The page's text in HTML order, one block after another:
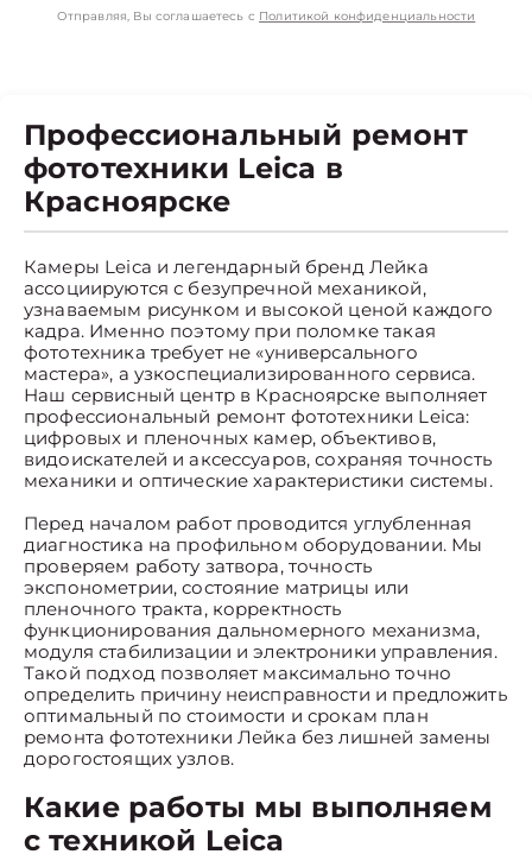
Отправляя, Вы соглашаетесь с Политикой конфиденциальности
Профессиональный ремонт
фототехники Leica в
Красноярске
Камеры Leica и легендарный бренд Лейка
ассоциируются с безупречной механикой,
узнаваемым рисунком и высокой ценой каждого
кадра. Именно поэтому при поломке такая
фототехника требует не «универсального
мастера», а узкоспециализированного сервиса.
Наш сервисный центр в Красноярске выполняет
профессиональный ремонт фототехники Leica:
цифровых и пленочных камер, объективов,
видоискателей и аксессуаров, сохраняя точность
механики и оптические характеристики системы.
Перед началом работ проводится углубленная
диагностика на профильном оборудовании. Мы
проверяем работу затвора, точность
экспонометрии, состояние матрицы или
пленочного тракта, корректность
функционирования дальномерного механизма,
модуля стабилизации и электроники управления.
Такой подход позволяет максимально точно
определить причину неисправности и предложить
оптимальный по стоимости и срокам план
ремонта фототехники Лейка без лишней замены
дорогостоящих узлов.
Какие работы мы выполняем
с техникой Leica